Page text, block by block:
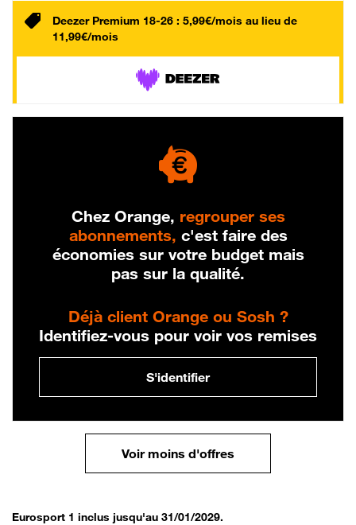
Deezer Premium 18-26 : 5,99€/mois au lieu de
11,99€/mois
Chez Orange, regrouper ses
abonnements, c'est faire des
économies sur votre budget mais
pas sur la qualité.
Déjà client Orange ou Sosh ?
Identifiez-vous pour voir vos remises
S'identifier
Voir moins d'offres
Eurosport 1 inclus jusqu'au 31/01/2029.